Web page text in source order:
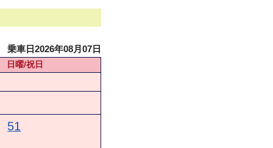
乗車日2026年08月07日
日曜/祝日
51